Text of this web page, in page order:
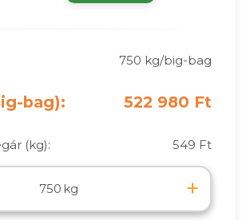
750 kg/big-bag
bag): 522 980 Ft
(kg): 549 Ft
kg +